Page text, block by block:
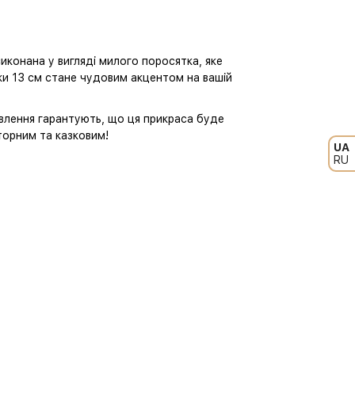
UA
RU
у вигляді милого поросятка, яке
13 см стане чудовим акцентом на вашій
гарантують, що ця прикраса буде
та казковим!